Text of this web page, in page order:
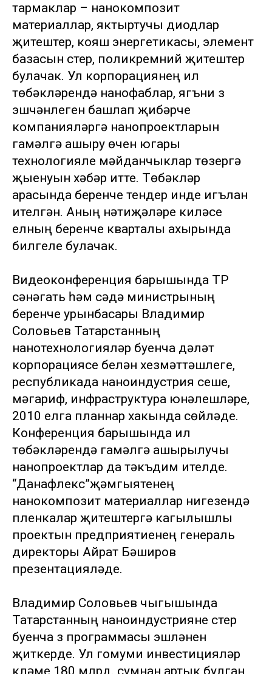
тармаклар – нанокомпозит
материаллар, яктыртучы диодлар
җитештерү, кояш энергетикасы, элемент
базасын үстерү, поликремний җитештерү
булачак. Ул корпорациянең ил
төбәкләрендә нанофаблар, ягъни үз
эшчәнлеген башлап җибәрүче
компанияләргә нанопроектларын
гамәлгә ашыру өчен югары
технологияле мәйданчыклар төзергә
җыенуын хәбәр итте. Төбәкләр
арасында беренче тендер инде игълан
ителгән. Аның нәтиҗәләре киләсе
елның беренче кварталы ахырында
билгеле булачак.
Видеоконференция барышында ТР
сәнәгать һәм сәүдә министрының
беренче урынбасары Владимир
Соловьев Татарстанның
нанотехнологияләр буенча дәүләт
корпорациясе белән хезмәттәшлеге,
республикада наноиндустрия үсеше,
мәгариф, инфраструктура юнәлешләре,
2010 елга планнар хакында сөйләде.
Конференция барышында ил
төбәкләрендә гамәлгә ашырылучы
нанопроектлар да тәкъдим ителде.
“Данафлекс”җәмгыятенең
нанокомпозит материаллар нигезендә
пленкалар җитештерүгә кагылышлы
проектын предприятиенең генераль
директоры Айрат Бәширов
презентацияләде.
Владимир Соловьев чыгышында
Татарстанның наноиндустрияне үстерү
буенча үз программасы эшләнүен
җиткерде. Ул гомуми инвестицияләр
күләме 180 млрд. сумнан артык булган